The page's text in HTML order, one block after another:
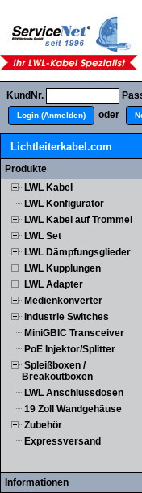
KundNr.
Login (Anmelden) oder
Lichtleiterkabel.com
Produkte
LWL Kabel
LWL Konfigurator
LWL Kabel auf Trommel
LWL Set
LWL Dämpfungsglieder
LWL Kupplungen
LWL Adapter
Medienkonverter
Industrie Switches
MiniGBIC Transceiver
PoE Injektor/Splitter
Spleißboxen /
Breakoutboxen
LWL Anschlussdosen
19 Zoll Wandgehäuse
Zubehör
Expressversand
Informationen